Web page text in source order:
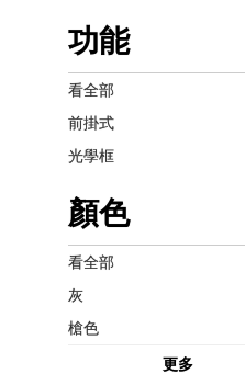
功能
看全部
前掛式
光學框
顏色
看全部
灰
槍色
更多